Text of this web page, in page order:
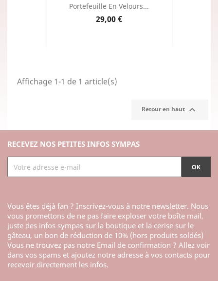
Portefeuille En Velours...
Prix
29,00 €
Affichage 1-1 de 1 article(s)
Retour en haut 
RECEVEZ NOS PETITES INFOS SYMPAS
Vous êtes déjà fan ? Inscrivez-vous à notre newsletter. Nous
vous promettons de ne pas faire exploser votre boîte mail,
juste des infos sympas sur la boutique et la cerise sur le
gâteau, un bon de réduction de 10% (hors produits soldés)
Vous ne trouvez pas notre Email de confirmation ? Allez voir
dans vos spams et ajoutez notre adresse à vos contacts pour
recevoir directement les infos.